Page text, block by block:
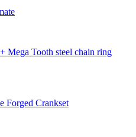
Mega Tooth steel chain ring
Forged Crankset